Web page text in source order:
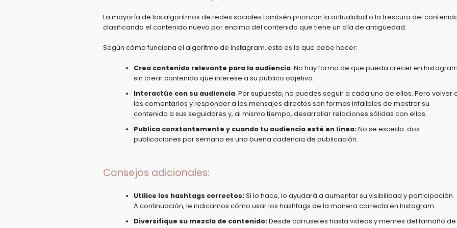
La mayoría de los algoritmos de redes sociales también priorizan la actualidad o la frescura del
clasificando el contenido nuevo por encima del contenido que tiene un día de antigüedad.
Según cómo funciona el algoritmo de Instagram, esto es lo que debe hacer:
Crea contenido relevante para la audiencia. No hay forma de que pueda crecer en Instagram
sin crear contenido que interese a su público objetivo.
Interactúe con su audiencia. Por supuesto, no puedes seguir a cada uno de ellos. Pero volver
los comentarios y responder a los mensajes directos son formas infalibles de mostrar su
contenido a sus seguidores y, al mismo tiempo, desarrollar relaciones sólidas con ellos.
Publica constantemente y cuando tu audiencia esté en línea: No se exceda: dos
publicaciones por semana es una buena cadencia de publicación.
Consejos adicionales:
Utilice los hashtags correctos: Si lo hace, lo ayudará a aumentar su visibilidad y participación.
A continuación, le indicamos cómo usar los hashtags de la manera correcta en Instagram.
Diversifique su mezcla de contenido: Desde carruseles hasta videos y memes del tamaño de